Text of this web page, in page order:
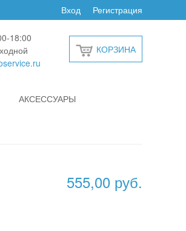
Регистрация
Вход
18:00
КОРЗИНА
АКСЕССУАРЫ
555,00 руб.